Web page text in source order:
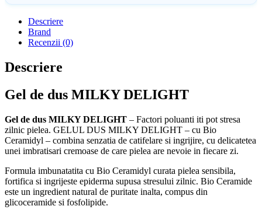
Descriere
Brand
Recenzii (0)
Descriere
Gel de dus MILKY DELIGHT
Gel de dus MILKY DELIGHT – Factori poluanti iti pot stresa
zilnic pielea. GELUL DUS MILKY DELIGHT – cu Bio
Ceramidyl – combina senzatia de catifelare si ingrijire, cu delicatetea
unei imbratisari cremoase de care pielea are nevoie in fiecare zi.
Formula imbunatatita cu Bio Ceramidyl curata pielea sensibila,
fortifica si ingrijeste epiderma supusa stresului zilnic. Bio Ceramide
este un ingredient natural de puritate inalta, compus din
glicoceramide si fosfolipide.